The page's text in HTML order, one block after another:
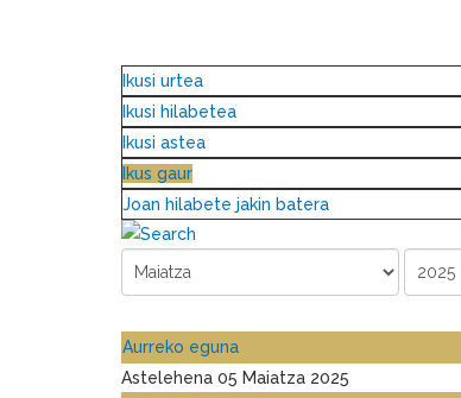
Ikusi urtea
Ikusi hilabetea
Ikusi astea
Ikus gaur
Joan hilabete jakin batera
Aurreko eguna
Astelehena 05 Maiatza 2025